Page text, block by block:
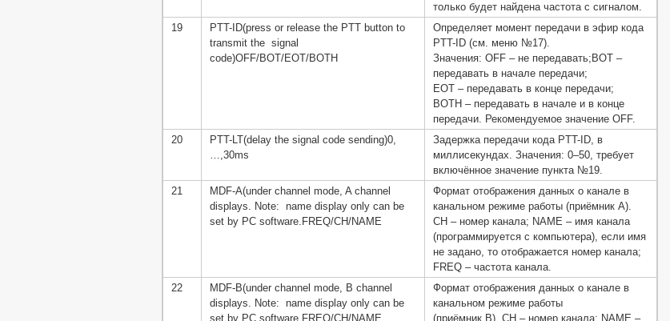
только будет найдена частота с сигналом.
19
PTT-ID(press or release the PTT button to
transmit the signal
code)OFF/BOT/EOT/BOTH
Определяет момент передачи в эфир кода
PTT-ID (см. меню №17).
Значения: OFF – не передавать;BOT –
передавать в начале передачи;
EOT – передавать в конце передачи;
BOTH – передавать в начале и в конце
передачи. Рекомендуемое значение OFF.
20
PTT-LT(delay the signal code sending)0,
…,30ms
Задержка передачи кода PTT-ID, в
миллисекундах. Значения: 0–50, требует
включённое значение пункта №19.
21
MDF-A(under channel mode, A channel
displays. Note: name display only can be
set by PC software.FREQ/CH/NAME
Формат отображения данных о канале в
канальном режиме работы (приёмник А).
CH – номер канала; NAME – имя канала
(программируется с компьютера), если имя
не задано, то отображается номер канала;
FREQ – частота канала.
22
MDF-B(under channel mode, B channel
displays. Note: name display only can be
set by PC software.FREQ/CH/NAME
Формат отображения данных о канале в
канальном режиме работы
(приёмник B). CH – номер канала; NAME –